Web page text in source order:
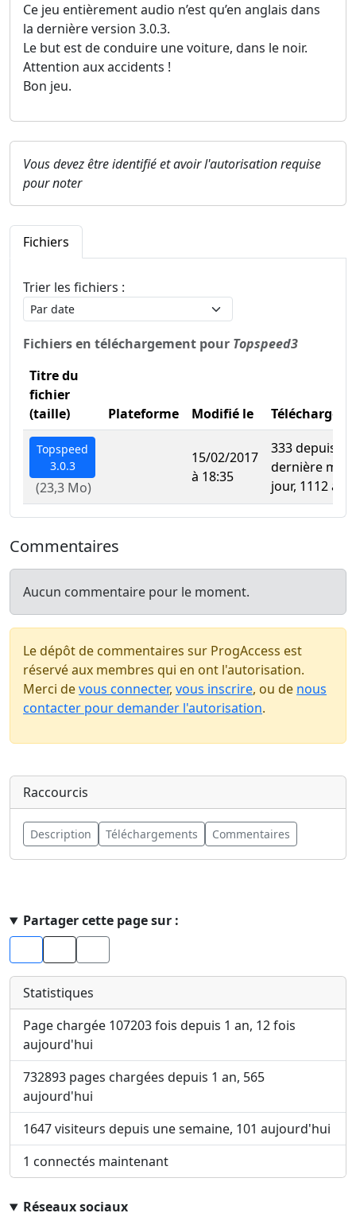
Raccourcis
Description Téléchargements Commentaires
Ce jeu entièrement audio n’est qu’en anglais dans
la dernière version 3.0.3.
Le but est de conduire une voiture, dans le noir.
Attention aux accidents !
Bon jeu.
Vous devez être identifié et avoir l'autorisation requise
pour noter
Fichiers
Trier les fichiers :
Fichiers en téléchargement pour Topspeed3
Titre du
fichier
(taille)
Plateforme Modifié le
Topspeed
3.0.3
(23,3 Mo)
15/02/2017
à 18:35
333 depuis la
dernière
jour, 1112 au
Commentaires
Aucun commentaire pour le moment.
Le dépôt de commentaires sur ProgAccess est
réservé aux membres qui en ont l'autorisation.
Merci devous connecter, vous inscrire, ou de nous
contacter pour demander l'autorisation.
Partager cette page sur :
Facebook
Statistiques
Page chargée 107203 fois depuis 1 an, 12 fois
aujourd'hui
732893 pages chargées depuis 1 an, 565
aujourd'hui
1647 visiteurs depuis une semaine, 101 aujourd'hui
1 connectés maintenant
Réseaux sociaux